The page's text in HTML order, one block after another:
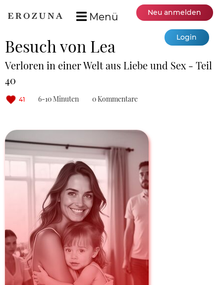
Menü Neu anmelden
Login
Besuch von Lea
Verloren in einer Welt aus Liebe und Sex - Teil
40
41 6-10 Minuten 0 Kommentare